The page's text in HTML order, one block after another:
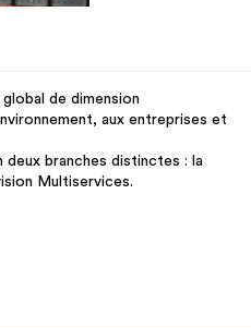
de dimension
aux entreprises et
branches distinctes : la
Multiservices.